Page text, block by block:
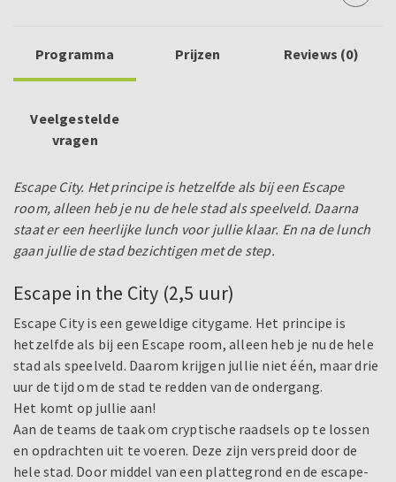
Programma Prijzen Reviews (0)
Veelgestelde
vragen
Escape City. Het principe is hetzelfde als bij een Escape
room, alleen heb je nu de hele stad als speelveld. Daarna
staat er een heerlijke lunch voor jullie klaar. En na de lunch
gaan jullie de stad bezichtigen met de step.
Escape in the City (2,5 uur)
Escape City is een geweldige citygame. Het principe is
hetzelfde als bij een Escape room, alleen heb je nu de hele
stad als speelveld. Daarom krijgen jullie niet één, maar drie
uur de tijd om de stad te redden van de ondergang.
Het komt op jullie aan!
Aan de teams de taak om cryptische raadsels op te lossen
en opdrachten uit te voeren. Deze zijn verspreid door de
hele stad. Door middel van een plattegrond en de escape-